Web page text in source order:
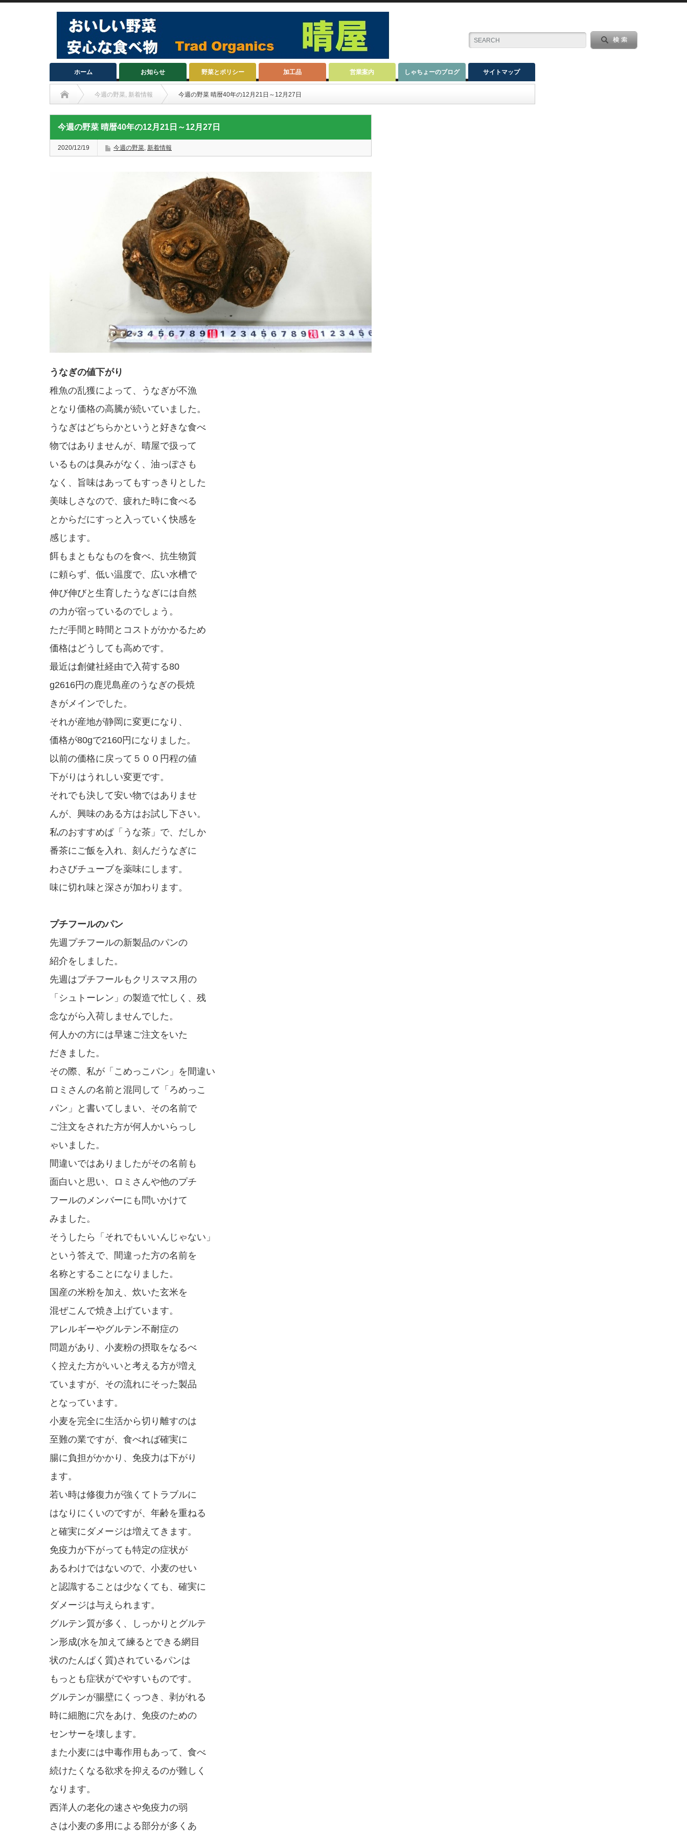
ホーム お知らせ 野菜とポリシー 加工品 営業案内 しゃちょーのブログ サイトマップ
今週の野菜, 新着情報 今週の野菜 晴暦40年の12月21日～12月27日
今週の野菜 晴暦40年の12月21日～12月27日
2020/12/19 今週の野菜, 新着情報
うなぎの値下がり
稚魚の乱獲によって、うなぎが不漁
となり価格の高騰が続いていました。
うなぎはどちらかというと好きな食べ
物ではありませんが、晴屋で扱って
いるものは臭みがなく、油っぽさも
なく、旨味はあってもすっきりとした
美味しさなので、疲れた時に食べる
とからだにすっと入っていく快感を
感じます。
餌もまともなものを食べ、抗生物質
に頼らず、低い温度で、広い水槽で
伸び伸びと生育したうなぎには自然
の力が宿っているのでしょう。
ただ手間と時間とコストがかかるため
価格はどうしても高めです。
最近は創健社経由で入荷する80
g2616円の鹿児島産のうなぎの長焼
きがメインでした。
それが産地が静岡に変更になり、
価格が80gで2160円になりました。
以前の価格に戻って５００円程の値
下がりはうれしい変更です。
それでも決して安い物ではありませ
んが、興味のある方はお試し下さい。
私のおすすめぱ「うな茶」で、だしか
番茶にご飯を入れ、刻んだうなぎに
わさびチューブを薬味にします。
味に切れ味と深さが加わります。
プチフールのパン
先週プチフールの新製品のパンの
紹介をしました。
先週はプチフールもクリスマス用の
「シュトーレン」の製造で忙しく、残
念ながら入荷しませんでした。
何人かの方には早速ご注文をいた
だきました。
その際、私が「こめっこパン」を間違い
ロミさんの名前と混同して「ろめっこ
パン」と書いてしまい、その名前で
ご注文をされた方が何人かいらっし
ゃいました。
間違いではありましたがその名前も
面白いと思い、ロミさんや他のプチ
フールのメンバーにも問いかけて
みました。
そうしたら「それでもいいんじゃない」
という答えで、間違った方の名前を
名称とすることになりました。
国産の米粉を加え、炊いた玄米を
混ぜこんで焼き上げています。
アレルギーやグルテン不耐症の
問題があり、小麦粉の摂取をなるべ
く控えた方がいいと考える方が増え
ていますが、その流れにそった製品
となっています。
小麦を完全に生活から切り離すのは
至難の業ですが、食べれば確実に
腸に負担がかかり、免疫力は下がり
ます。
若い時は修復力が強くてトラブルに
はなりにくいのですが、年齢を重ねる
と確実にダメージは増えてきます。
免疫力が下がっても特定の症状が
あるわけではないので、小麦のせい
と認識することは少なくても、確実に
ダメージは与えられます。
グルテン質が多く、しっかりとグルテ
ン形成(水を加えて練るとできる網目
状のたんぱく質)されているパンは
もっとも症状がでやすいものです。
グルテンが腸壁にくっつき、剥がれる
時に細胞に穴をあけ、免疫のための
センサーを壊します。
また小麦には中毒作用もあって、食べ
続けたくなる欲求を抑えるのが難しく
なります。
西洋人の老化の速さや免疫力の弱
さは小麦の多用による部分が多くあ